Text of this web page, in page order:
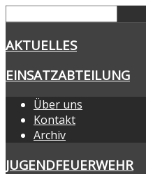
AKTUELLES
EINSATZABTEILUNG
Über uns
Kontakt
Archiv
JUGENDFEUERWEHR